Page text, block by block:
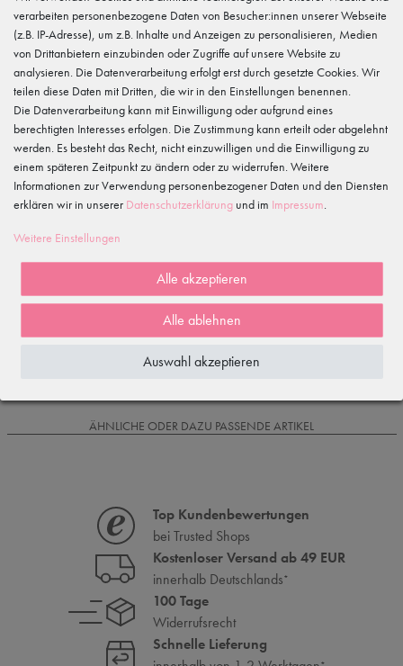
tanzmuster
Gewerbeparkring 2, 15299 Müllrose, Deutschland
service@tanzmuster.de
Merkmale
Kundenrezensionen()
5
4
1
Rezensionen werden geladen...
ÄHNLICHE ODER DAZU PASSENDE ARTIKEL
Top Kundenbewertungen
bei Trusted Shops
Kostenloser Versand ab 49 EUR
innerhalb Deutschlands*
100 Tage
Widerrufsrecht
Schnelle Lieferung
verarbeiten personenbezogene Daten von Besucher:innen unserer Webseite
(z.B. IP-Adresse), um z.B. Inhalte und Anzeigen zu personalisieren, Medien
von Drittanbietern einzubinden oder Zugriffe auf unsere Website zu
analysieren. Die Datenverarbeitung erfolgt erst durch gesetzte Cookies. Wir
teilen diese Daten mit Dritten, die wir in den Einstellungen benennen.
Die Datenverarbeitung kann mit Einwilligung oder aufgrund eines
berechtigten Interesses erfolgen. Die Zustimmung kann erteilt oder abgelehnt
werden. Es besteht das Recht, nicht einzuwilligen und die Einwilligung zu
einem späteren Zeitpunkt zu ändern oder zu widerrufen. Weitere
Informationen zur Verwendung personenbezogener Daten und den Diensten
erklären wir in unserer Daten­schutz­erklärung und im Impressum.
Weitere Einstellungen
Alle akzeptieren
Alle ablehnen
Auswahl akzeptieren